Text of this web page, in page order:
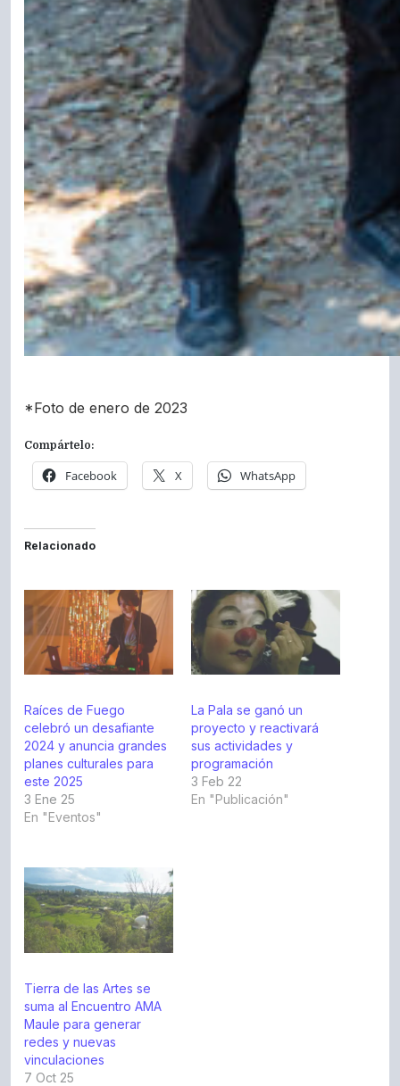
*Foto de enero de 2023
Compártelo:
Facebook X WhatsApp
Relacionado
Raíces de Fuego
celebró un desafiante
2024 y anuncia grandes
planes culturales para
este 2025
3 Ene 25
En "Eventos"
La Pala se ganó un
proyecto y reactivará
sus actividades y
programación
3 Feb 22
En "Publicación"
Tierra de las Artes se
suma al Encuentro AMA
Maule para generar
redes y nuevas
vinculaciones
7 Oct 25